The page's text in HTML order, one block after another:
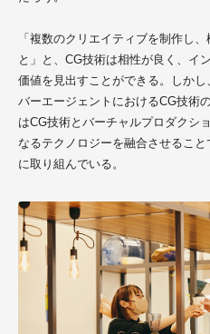
「複数のクリエイティブを制作し
と」と、CG技術は相性が良く、イ
価値を見出すことができる。しか
バーエージェントにおけるCG技術の
はCG技術とバーチャルプロダクシ
なるテクノロジーを融合させるこ
に取り組んでいる。